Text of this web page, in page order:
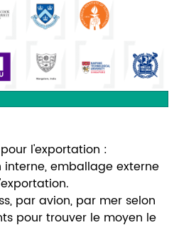
l'exportation :
emballage externe
par avion, par mer selon
pour trouver le moyen le